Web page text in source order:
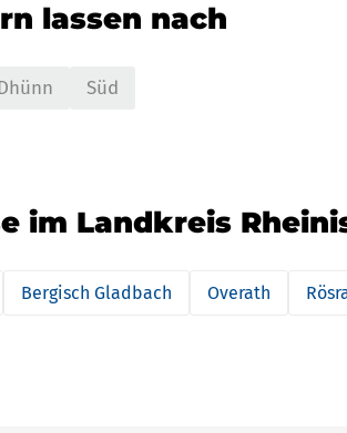
lassen nach
Süd
im Landkreis
Bergisch Gladbach Overath